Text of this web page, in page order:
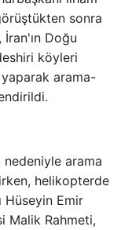
sonra
Doğu
köyleri
arama-
arama
helikopterde
Hüseyin Emir
Malik Rahmeti,